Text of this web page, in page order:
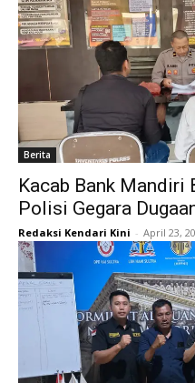
Berita
Kacab Bank Mandiri
Polisi Gegara
Redaksi Kendari Kini - April 23,